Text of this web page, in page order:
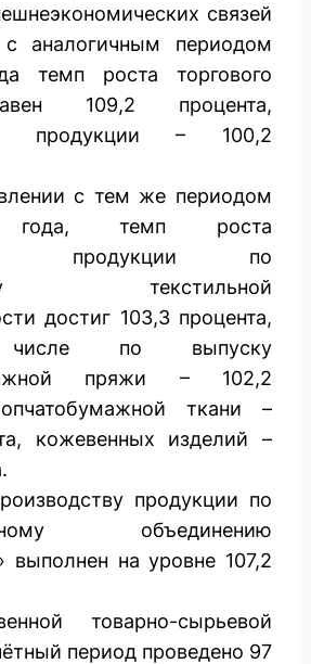
связей
аналогичным периодом
темп роста торгового
109,2 процента,
продукции – 100,2
с тем же периодом
года, темп роста
продукции по
текстильной
достиг 103,3 процента,
по выпуску
пряжи – 102,2
ткани –
кожевенных изделий –
продукции по
объединению
выполнен на уровне 107,2
товарно-сырьевой
период проведено 97